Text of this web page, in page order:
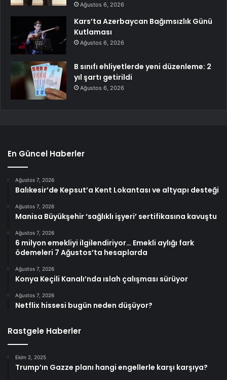
Ağustos 6, 2026
Kars’ta Azerbaycan Bağımsızlık Günü
Kutlaması
Ağustos 6, 2026
B sınıfı ehliyetlerde yeni düzenleme: 2
yıl şartı getirildi
Ağustos 6, 2026
En Güncel Haberler
Ağustos 7, 2026
Balıkesir’de Kepsut’a Kent Lokantası ve altyapı desteği
Ağustos 7, 2026
Manisa Büyükşehir ‘sağlıklı işyeri’ sertifikasına kavuştu
Ağustos 7, 2026
6 milyon emekliyi ilgilendiriyor… Emekli aylığı fark
ödemeleri 7 Ağustos’ta hesaplarda
Ağustos 7, 2026
Konya Keçili Kanalı’nda ıslah çalışması sürüyor
Ağustos 7, 2026
Netflix hissesi bugün neden düşüyor?
Rastgele Haberler
Ekim 2, 2025
Trump’ın Gazze planı hangi engellerle karşı karşıya?